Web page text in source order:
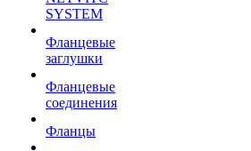
SYSTEM
Фланцевые
заглушки
Фланцевые
соединения
Фланцы